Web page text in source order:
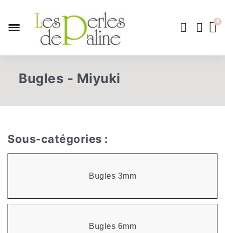
Bugles - Miyuki
Sous-catégories :
Bugles 3mm
Bugles 6mm